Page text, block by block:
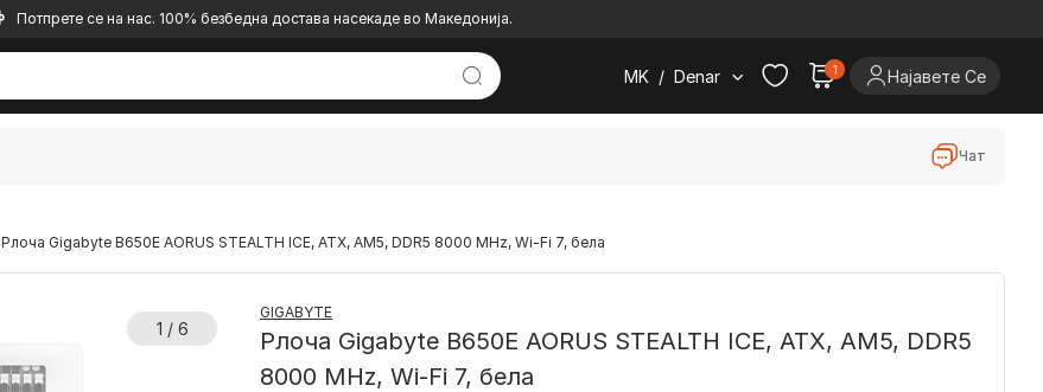
Потпрете се на нас. 100% безбедна достава насекаде во Македонија.
MK / Denar 1 Најавете Се
Чат
Pлоча Gigabyte B650E AORUS STEALTH ICE, ATX, AM5, DDR5 8000 MHz, Wi-Fi 7, бела
1 / 6
GIGABYTE
Pлоча Gigabyte B650E AORUS STEALTH ICE, ATX, AM5, DDR5
8000 MHz, Wi-Fi 7, бела